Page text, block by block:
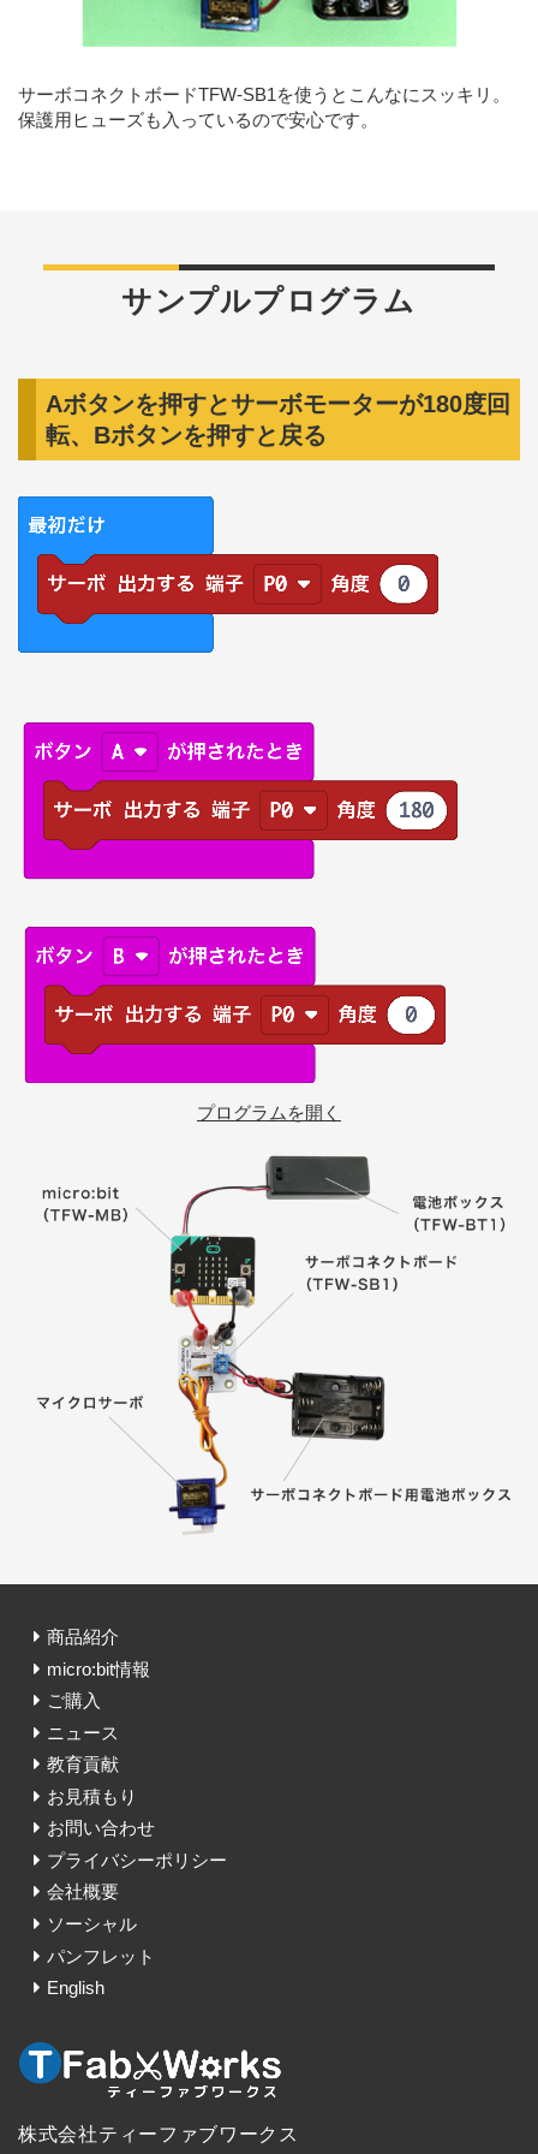
サーボコネクトボードTFW-SB1を使うとこんなにスッキリ。
保護用ヒューズも入っているので安心です。
サンプルプログラム
Aボタンを押すとサーボモーターが180度回
転、Bボタンを押すと戻る
商品紹介
micro:bit情報
ご購入
ニュース
教育貢献
お見積もり
お問い合わせ
プライバシーポリシー
会社概要
ソーシャル
パンフレット
English
株式会社ティーファブワークス